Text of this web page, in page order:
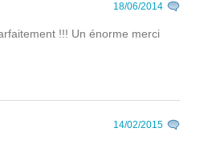
18/06/2014
!!! Un énorme merci
14/02/2015